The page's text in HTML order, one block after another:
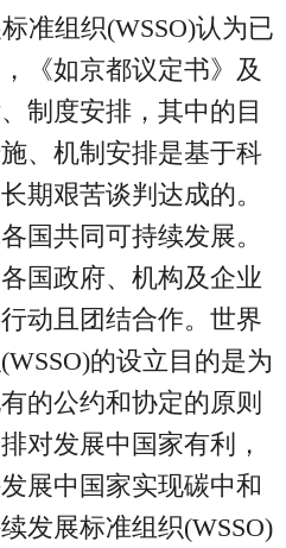
准组织(WSSO)认为已
《如京都议定书》及
制度安排，其中的目
、机制安排是基于科
期艰苦谈判达成的。
国共同可持续发展。
国政府、机构及企业
动且团结合作。世界
的设立目的是为
的公约和协定的原则
对发展中国家有利，
展中国家实现碳中和
发展标准组织(WSSO)